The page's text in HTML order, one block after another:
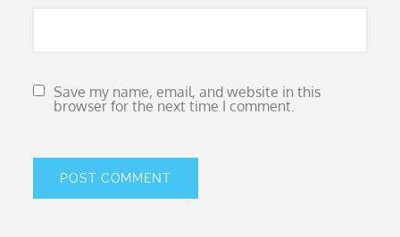
Save my name, email, and website in this
browser for the next time I comment.